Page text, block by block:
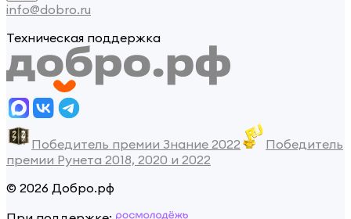
info@dobro.ru
Техническая поддержка
Победитель премии Знание 2022
Победитель
премии Рунета 2018, 2020 и 2022
© 2026 Добро.рф